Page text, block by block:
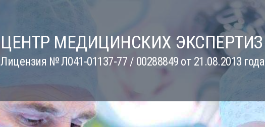
ЦЕНТР МЕДИЦИНСКИХ ЭКСПЕРТИЗ
Лицензия № Л041-01137-77 / 00288849 от 21.08.2013 года